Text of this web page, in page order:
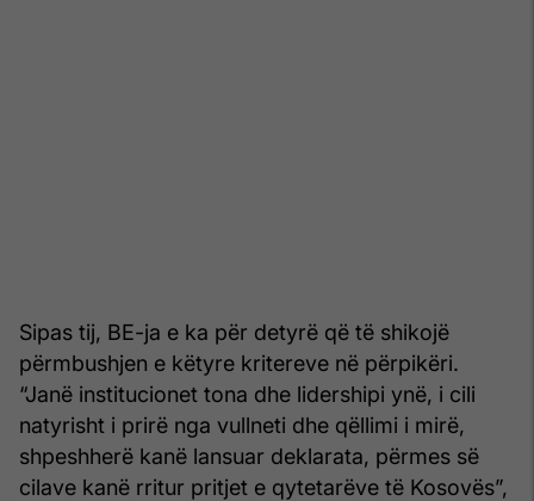
Sipas tij, BE-ja e ka për detyrë që të shikojë
përmbushjen e këtyre kritereve në përpikëri.
“Janë institucionet tona dhe lidershipi ynë, i cili
natyrisht i prirë nga vullneti dhe qëllimi i mirë,
shpeshherë kanë lansuar deklarata, përmes së
cilave kanë rritur pritjet e qytetarëve të Kosovës”,